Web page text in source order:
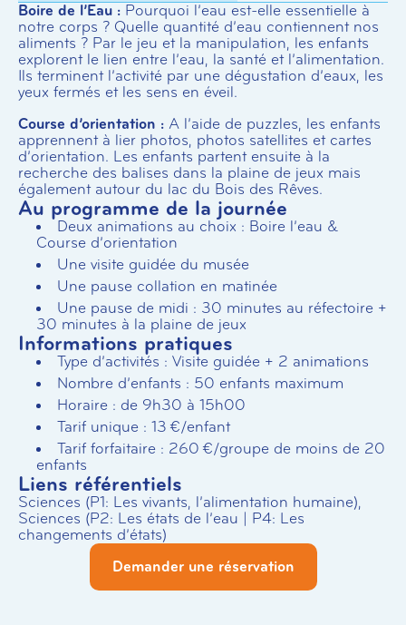
Boire de l’Eau : Pourquoi l’eau est-elle essentielle à
notre corps ? Quelle quantité d’eau contiennent nos
aliments ? Par le jeu et la manipulation, les enfants
explorent le lien entre l’eau, la santé et l’alimentation.
Ils terminent l’activité par une dégustation d’eaux, les
yeux fermés et les sens en éveil.
Course d’orientation : A l’aide de puzzles, les enfants
apprennent à lier photos, photos satellites et cartes
d’orientation. Les enfants partent ensuite à la
recherche des balises dans la plaine de jeux mais
également autour du lac du Bois des Rêves.
Au programme de la journée
Deux animations au choix : Boire l’eau &
Course d’orientation
Une visite guidée du musée
Une pause collation en matinée
Une pause de midi : 30 minutes au réfectoire +
30 minutes à la plaine de jeux
Informations pratiques
Type d’activités : Visite guidée + 2 animations
Nombre d’enfants : 50 enfants maximum
Horaire : de 9h30 à 15h00
Tarif unique : 13 €/enfant
Tarif forfaitaire : 260 €/groupe de moins de 20
enfants
Liens référentiels
Sciences (P1: Les vivants, l’alimentation humaine),
Sciences (P2: Les états de l’eau | P4: Les
changements d’états)
Demander une réservation